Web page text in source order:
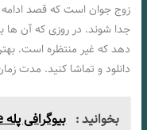
زوج جوان است که قصد ادامه
جدا شوند. در روزی که آن ها
دهد که غیر منتظره است.
دانلود و تماشا کنید. مدت زمان این فیلم
بخوانید : بیوگرافی پله Pele